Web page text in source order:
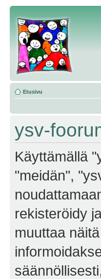
Etusivu
ysv-
Käyttämällä
"meidän",
rekisteröidy
muuttaa